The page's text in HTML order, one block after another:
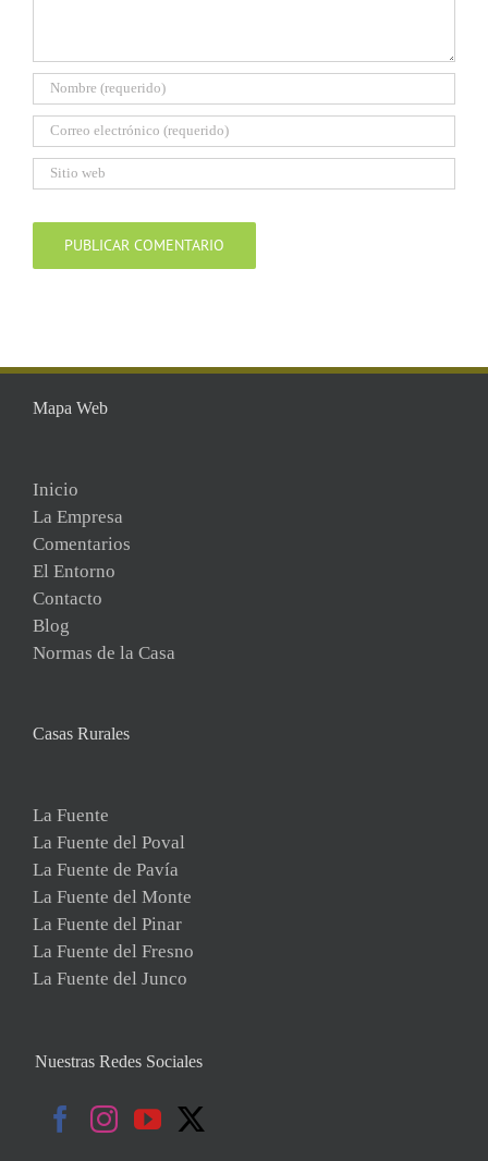
Mapa Web
Inicio
La Empresa
Comentarios
El Entorno
Contacto
Blog
Normas de la Casa
Casas Rurales
La Fuente
La Fuente del Poval
La Fuente de Pavía
La Fuente del Monte
La Fuente del Pinar
La Fuente del Fresno
La Fuente del Junco
Nuestras Redes Sociales